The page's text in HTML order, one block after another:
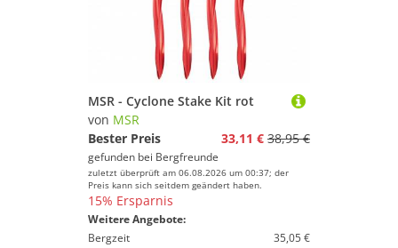
MSR - Cyclone Stake Kit rot
von MSR
Bester Preis
33,11 € 38,95 €
gefunden bei Bergfreunde
zuletzt überprüft am 06.08.2026 um 00:37; der
Preis kann sich seitdem geändert haben.
15% Ersparnis
Weitere Angebote:
Bergzeit
35,05 €